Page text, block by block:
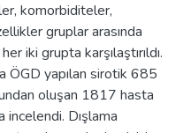
komorbiditeler,
gruplar arasında
iki grupta karşılaştırıldı.
ÖGD yapılan sirotik 685
oluşan 1817 hasta
Dışlama